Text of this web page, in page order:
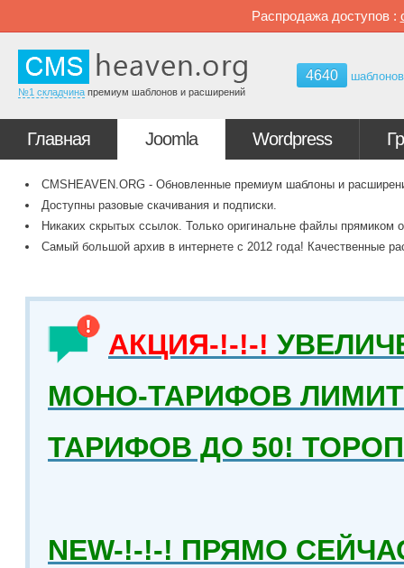
Распродажа доступов :
№1 складчина премиум шаблонов и расширений
4640 шаблонов
Главная Joomla Wordpress
CMSHEAVEN.ORG - Обновленные премиум шаблоны и
Доступны разовые скачивания и подписки.
Никаких скрытых ссылок. Только оригинальне файлы прямиком
Самый большой архив в интернете с 2012 года! Качественные
АКЦИЯ-!-!-!
МОНО-ТАРИФОВ
ТАРИФОВ ДО 50!
NEW-!-!-! ПРЯМО